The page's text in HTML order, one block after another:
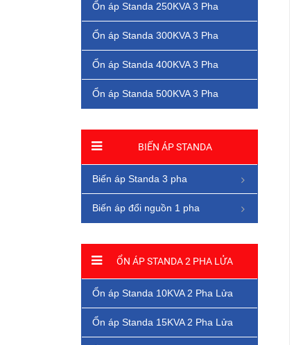
Ổn áp Standa 250KVA 3 Pha
Ổn áp Standa 300KVA 3 Pha
Ổn áp Standa 400KVA 3 Pha
Ổn áp Standa 500KVA 3 Pha
BIẾN ÁP STANDA
Biến áp Standa 3 pha
Biến áp đổi nguồn 1 pha
ỔN ÁP STANDA 2 PHA LỬA
Ổn áp Standa 10KVA 2 Pha Lửa
Ổn áp Standa 15KVA 2 Pha Lửa